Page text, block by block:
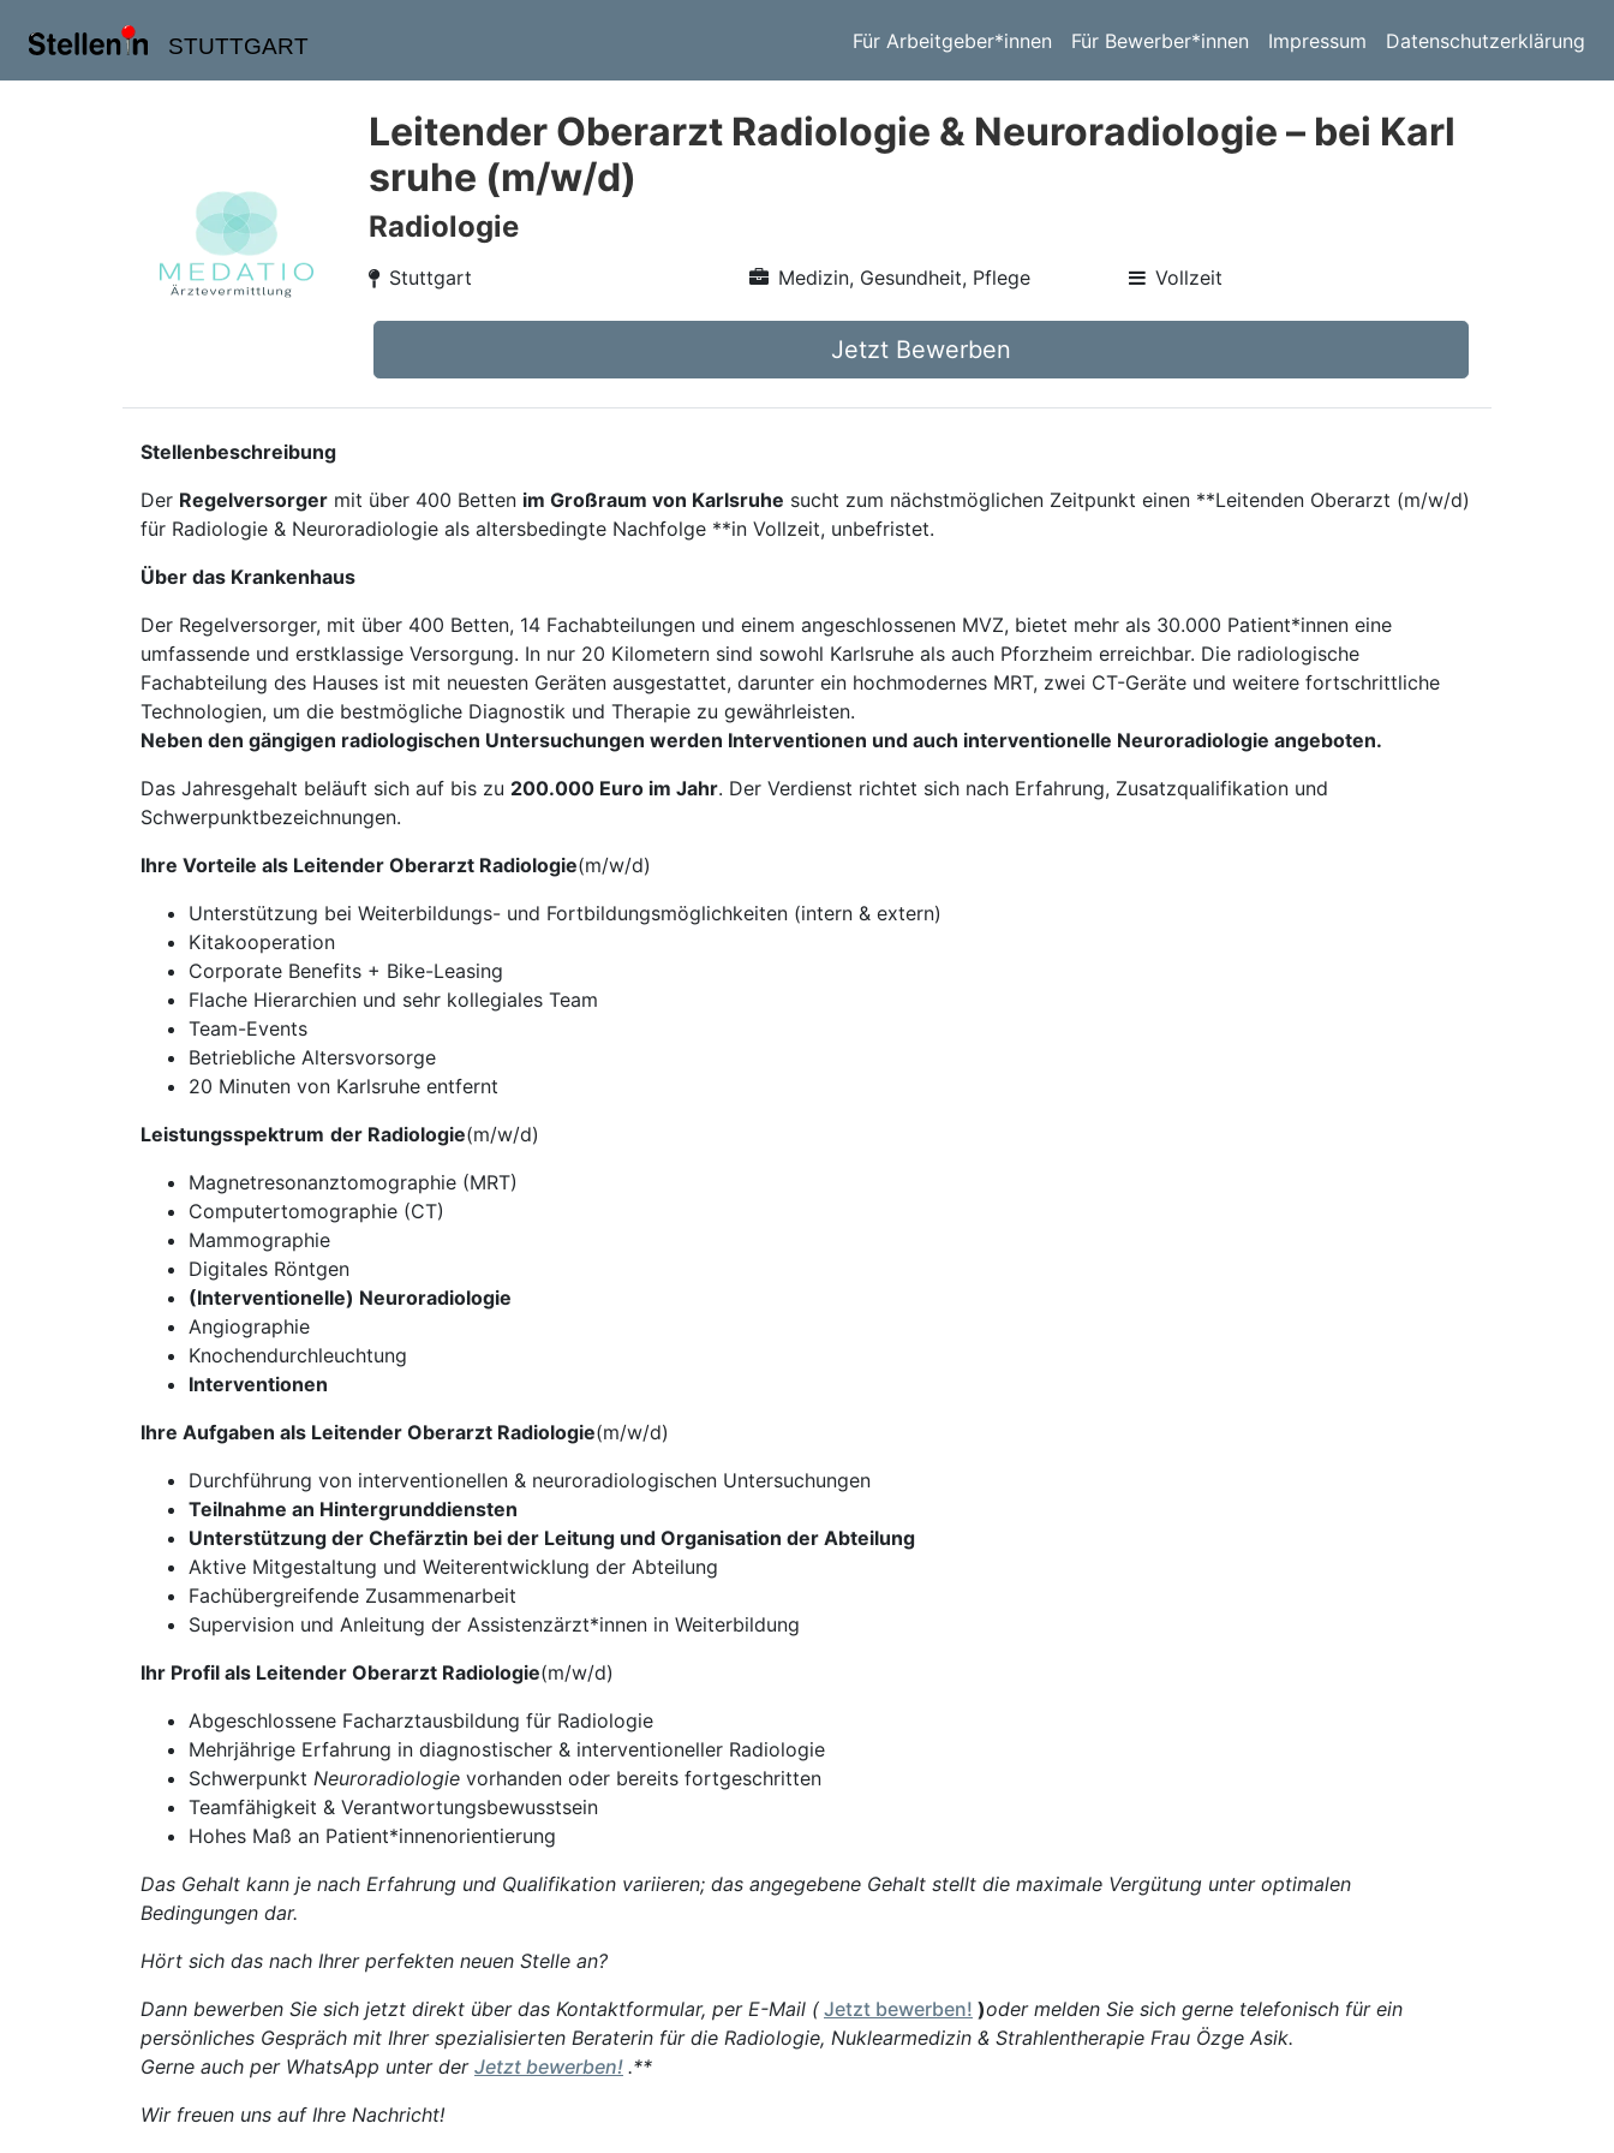
STUTTGART Für Arbeitgeber*innen Für Bewerber*innen Impressum Datenschutzerklärung
Leitender Oberarzt Radiologie & Neuroradiologie – bei Karl
sruhe (m/w/d)
Radiologie
Stuttgart Medizin, Gesundheit, Pflege Vollzeit
Jetzt Bewerben
Stellenbeschreibung
Der Regelversorger mit über 400 Betten im Großraum von Karlsruhe sucht zum nächstmöglichen Zeitpunkt einen **Leitenden Oberarzt (m/w/d)
für Radiologie & Neuroradiologie als altersbedingte Nachfolge **in Vollzeit, unbefristet.
Über das Krankenhaus
Der Regelversorger, mit über 400 Betten, 14 Fachabteilungen und einem angeschlossenen MVZ, bietet mehr als 30.000 Patient*innen eine
umfassende und erstklassige Versorgung. In nur 20 Kilometern sind sowohl Karlsruhe als auch Pforzheim erreichbar. Die radiologische
Fachabteilung des Hauses ist mit neuesten Geräten ausgestattet, darunter ein hochmodernes MRT, zwei CT-Geräte und weitere fortschrittliche
Technologien, um die bestmögliche Diagnostik und Therapie zu gewährleisten.
Neben den gängigen radiologischen Untersuchungen werden Interventionen und auch interventionelle Neuroradiologie angeboten.
Das Jahresgehalt beläuft sich auf bis zu 200.000 Euro im Jahr. Der Verdienst richtet sich nach Erfahrung, Zusatzqualifikation und
Schwerpunktbezeichnungen.
Ihre Vorteile als Leitender Oberarzt Radiologie(m/w/d)
Unterstützung bei Weiterbildungs- und Fortbildungsmöglichkeiten (intern & extern)
Kitakooperation
Corporate Benefits + Bike-Leasing
Flache Hierarchien und sehr kollegiales Team
Team-Events
Betriebliche Altersvorsorge
20 Minuten von Karlsruhe entfernt
Leistungsspektrum der Radiologie(m/w/d)
Magnetresonanztomographie (MRT)
Computertomographie (CT)
Mammographie
Digitales Röntgen
(Interventionelle) Neuroradiologie
Angiographie
Knochendurchleuchtung
Interventionen
Ihre Aufgaben als Leitender Oberarzt Radiologie(m/w/d)
Durchführung von interventionellen & neuroradiologischen Untersuchungen
Teilnahme an Hintergrunddiensten
Unterstützung der Chefärztin bei der Leitung und Organisation der Abteilung
Aktive Mitgestaltung und Weiterentwicklung der Abteilung
Fachübergreifende Zusammenarbeit
Supervision und Anleitung der Assistenzärzt*innen in Weiterbildung
Ihr Profil als Leitender Oberarzt Radiologie(m/w/d)
Abgeschlossene Facharztausbildung für Radiologie
Mehrjährige Erfahrung in diagnostischer & interventioneller Radiologie
Schwerpunkt Neuroradiologie vorhanden oder bereits fortgeschritten
Teamfähigkeit & Verantwortungsbewusstsein
Hohes Maß an Patient*innenorientierung
Das Gehalt kann je nach Erfahrung und Qualifikation variieren; das angegebene Gehalt stellt die maximale Vergütung unter optimalen
Bedingungen dar.
Hört sich das nach Ihrer perfekten neuen Stelle an?
Dann bewerben Sie sich jetzt direkt über das Kontaktformular, per E-Mail ( Jetzt bewerben! )oder melden Sie sich gerne telefonisch für ein
persönliches Gespräch mit Ihrer spezialisierten Beraterin für die Radiologie, Nuklearmedizin & Strahlentherapie Frau Özge Asik.
Gerne auch per WhatsApp unter der Jetzt bewerben! .**
Wir freuen uns auf Ihre Nachricht!